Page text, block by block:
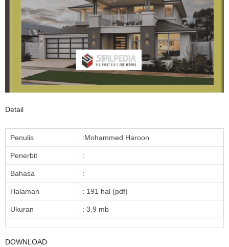
Detail
Penulis :Mohammed Haroon
Penerbit :
Bahasa :
Halaman : 191 hal (pdf)
Ukuran : 3.9 mb
DOWNLOAD